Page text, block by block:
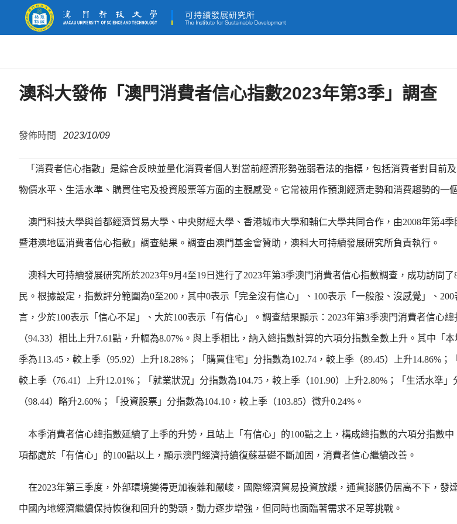
澳科大發佈「澳門消費者信心指數2023年第3季」調查
發佈時間 2023/10/09
「消費者信心指數」是綜合反映並量化消費者個人對當前經濟形勢強弱看法的指標，包括消費者對目前
物價水平、生活水準、購買住宅及投資股票等方面的主觀感受。它常被用作預測經濟走勢和消費趨勢的一
澳門科技大學與首都經濟貿易大學、中央財經大學、香港城市大學和輔仁大學共同合作，由2008年第4
暨港澳地區消費者信心指數」調查結果。調查由澳門基金會贊助，澳科大可持續發展研究所負責執行。
澳科大可持續發展研究所於2023年9月4至19日進行了2023年第3季澳門消費者信心指數調查，成功訪問了
民。根據設定，指數評分範圍為0至200，其中0表示「完全沒有信心」、100表示「一般般、沒感覺」、
言，少於100表示「信心不足」、大於100表示「有信心」。調查結果顯示：2023年第3季澳門消費者信心總
（94.33）相比上升7.61點，升幅為8.07%。與上季相比，納入總指數計算的六項分指數全數上升。其中「
季為113.45，較上季（95.92）上升18.28%；「購買住宅」分指數為102.74，較上季（89.45）上升14.86%；
較上季（76.41）上升12.01%；「就業狀況」分指數為104.75，較上季（101.90）上升2.80%；「生活水準
（98.44）略升2.60%；「投資股票」分指數為104.10，較上季（103.85）微升0.24%。
本季消費者信心總指數延續了上季的升勢，且站上「有信心」的100點之上，構成總指數的六項分指數中
項都處於「有信心」的100點以上，顯示澳門經濟持續復蘇基礎不斷加固，消費者信心繼續改善。
在2023年第三季度，外部環境變得更加複雜和嚴峻，國際經濟貿易投資放緩，通貨膨脹仍居高不下，發
中國內地經濟繼續保持恢復和回升的勢頭，動力逐步增強，但同時也面臨著需求不足等挑戰。